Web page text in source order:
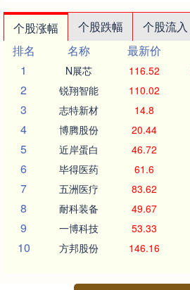
个股涨幅 个股跌幅 个股流入
排名
名称 最新价
1
N展芯 116.52
2 锐翔智能 110.02
3 志特新材 14.8
4 博腾股份 20.44
5 近岸蛋白 46.72
6 毕得医药 61.6
7 五洲医疗 83.62
8 耐科装备 49.67
9 一博科技 53.33
10 方邦股份 146.16